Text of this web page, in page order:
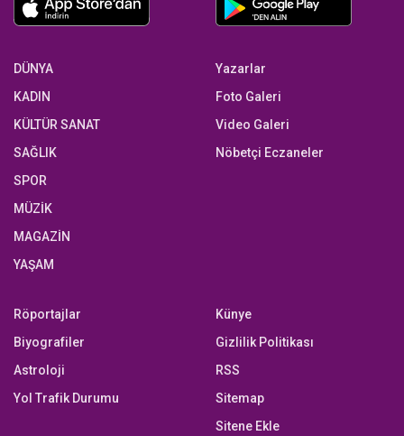
DÜNYA
KADIN
KÜLTÜR SANAT
SAĞLIK
SPOR
MÜZİK
MAGAZİN
YAŞAM
Yazarlar
Foto Galeri
Video Galeri
Nöbetçi Eczaneler
Röportajlar
Biyografiler
Astroloji
Yol Trafik Durumu
Künye
Gizlilik Politikası
RSS
Sitemap
Sitene Ekle